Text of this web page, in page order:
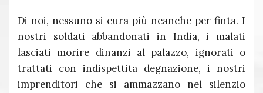
Di noi, nessuno si cura più neanche per finta. I
nostri soldati abbandonati in India, i malati
lasciati morire dinanzi al palazzo, ignorati o
trattati con indispettita degnazione, i nostri
imprenditori che si ammazzano nel silenzio